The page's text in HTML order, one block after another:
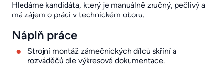
Hledáme kandidáta, který je manuálně zručný, pečlivý a
má zájem o práci v technickém oboru.
Náplň práce
Strojní montáž zámečnických dílců skříní a
rozváděčů dle výkresové dokumentace.